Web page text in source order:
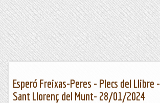
Esperó Freixas-Peres - Plecs del Llibre -
Sant Llorenç del Munt- 28/01/2024